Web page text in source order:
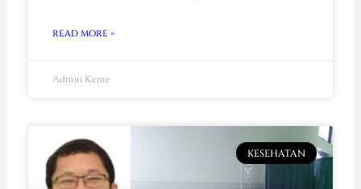
READ MORE »
Admin Keme
KESEHATAN